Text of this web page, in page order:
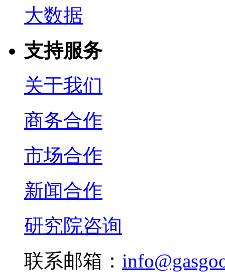
大数据
支持服务
关于我们
商务合作
市场合作
新闻合作
研究院咨询
联系邮箱：